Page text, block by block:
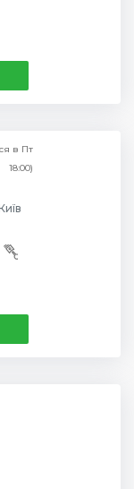
в Пт
18:00)